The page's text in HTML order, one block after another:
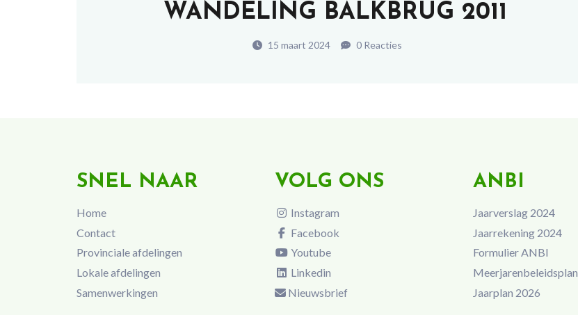
WANDELING BALKBRUG 2011
15 maart 2024 0 Reacties
SNEL NAAR
Home
Contact
Provinciale afdelingen
Lokale afdelingen
Samenwerkingen
VOLG ONS
Instagram
Facebook
Youtube
Linkedin
Nieuwsbrief
ANBI
Jaarverslag 2024
Jaarrekening 2024
Formulier ANBI
Meerjarenbeleidsplan
Jaarplan 2026